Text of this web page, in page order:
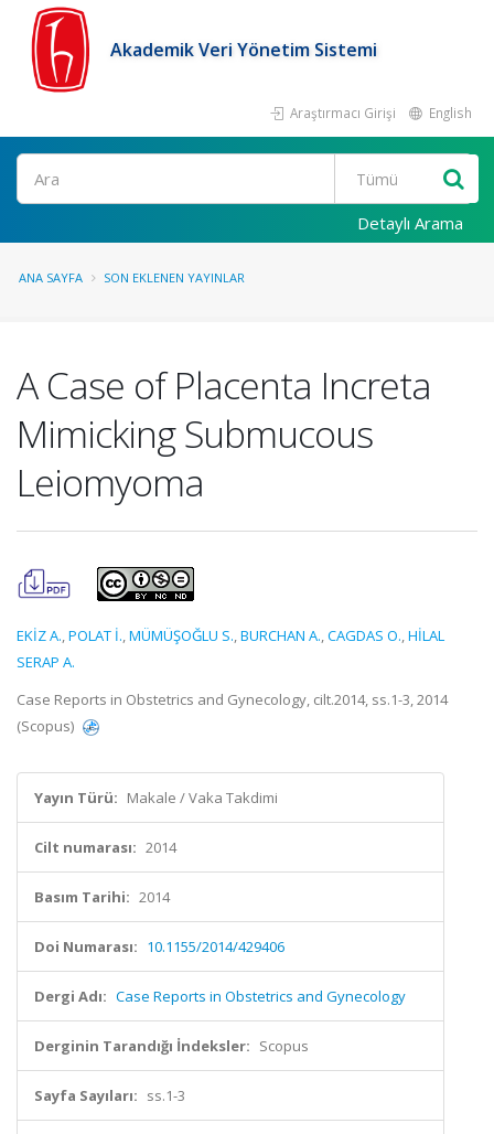
Akademik Veri Yönetim Sistemi
Araştırmacı Girişi English
Ara
Detaylı Arama
ANA SAYFA SON EKLENEN YAYINLAR
A Case of Placenta Increta
Mimicking Submucous
Leiomyoma
EKİZ A.,POLAT İ.,MÜMÜŞOĞLU S.,BURCHAN A.,CAGDAS O.,HİLAL
SERAP A.
Case Reports in Obstetrics and Gynecology, cilt.2014, ss.1-3, 2014
(Scopus)
Yayın Türü: Makale / Vaka Takdimi
Cilt numarası: 2014
Basım Tarihi: 2014
Doi Numarası: 10.1155/2014/429406
Dergi Adı: Case Reports in Obstetrics and Gynecology
Derginin Tarandığı İndeksler: Scopus
Sayfa Sayıları: ss.1-3